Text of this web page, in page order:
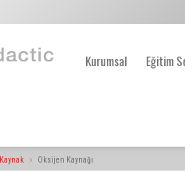
Kurumsal Eğitim
Kaynak Oksijen Kaynağı